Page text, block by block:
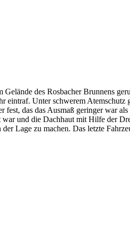
des Rosbacher Brunnens
eintraf. Unter schwerem Atemschutz
das das Ausmaß geringer war als
und die Dachhaut mit Hilfe der
Lage zu machen. Das letzte